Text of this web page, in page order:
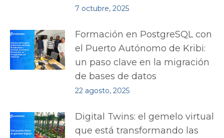
7 octubre, 2025
Formación en PostgreSQL con
el Puerto Autónomo de Kribi:
un paso clave en la migración
de bases de datos
22 agosto, 2025
Digital Twins: el gemelo virtual
que está transformando las